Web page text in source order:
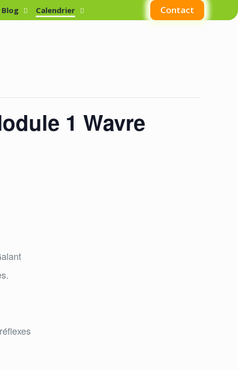
Blog Calendrier Contact
1 Wavre